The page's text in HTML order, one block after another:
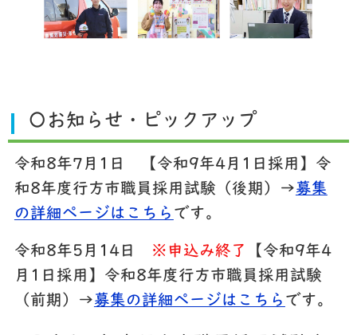
〇お知らせ・ピックアップ
令和8年7月1日 【令和9年4月1日採用】令
和8年度行方市職員採用試験（後期）→募集
の詳細ページはこちら です。
令和8年5月14日 ※申込み終了
【令和9年4
月1日採用】令和8年度行方市職員採用試験
（前期）→募集の詳細ページはこちら です。